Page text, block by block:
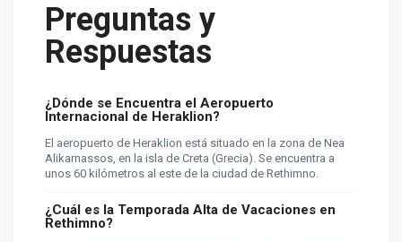
Preguntas y
Respuestas
¿Dónde se Encuentra el Aeropuerto
Internacional de Heraklion?
El aeropuerto de Heraklion está situado en la zona de Nea
Alikarnassos, en la isla de Creta (Grecia). Se encuentra a
unos 60 kilómetros al este de la ciudad de Rethimno.
¿Cuál es la Temporada Alta de Vacaciones en
Rethimno?